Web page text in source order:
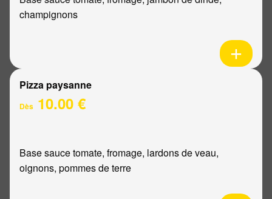
champignons
Pizza paysanne
Dès 10.00 €
Base sauce tomate, fromage, lardons de veau,
oignons, pommes de terre